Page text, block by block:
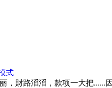
式
財路滔滔，款项一大把